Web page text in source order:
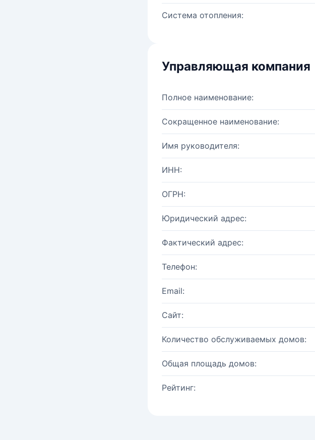
Система отопления:
Управляющая компания
Полное наименование:
Сокращенное наименование:
Имя руководителя:
ИНН:
ОГРН:
Юридический адрес:
Фактический адрес:
Телефон:
Email:
Сайт:
Количество обслуживаемых домов:
Общая площадь домов:
Рейтинг: